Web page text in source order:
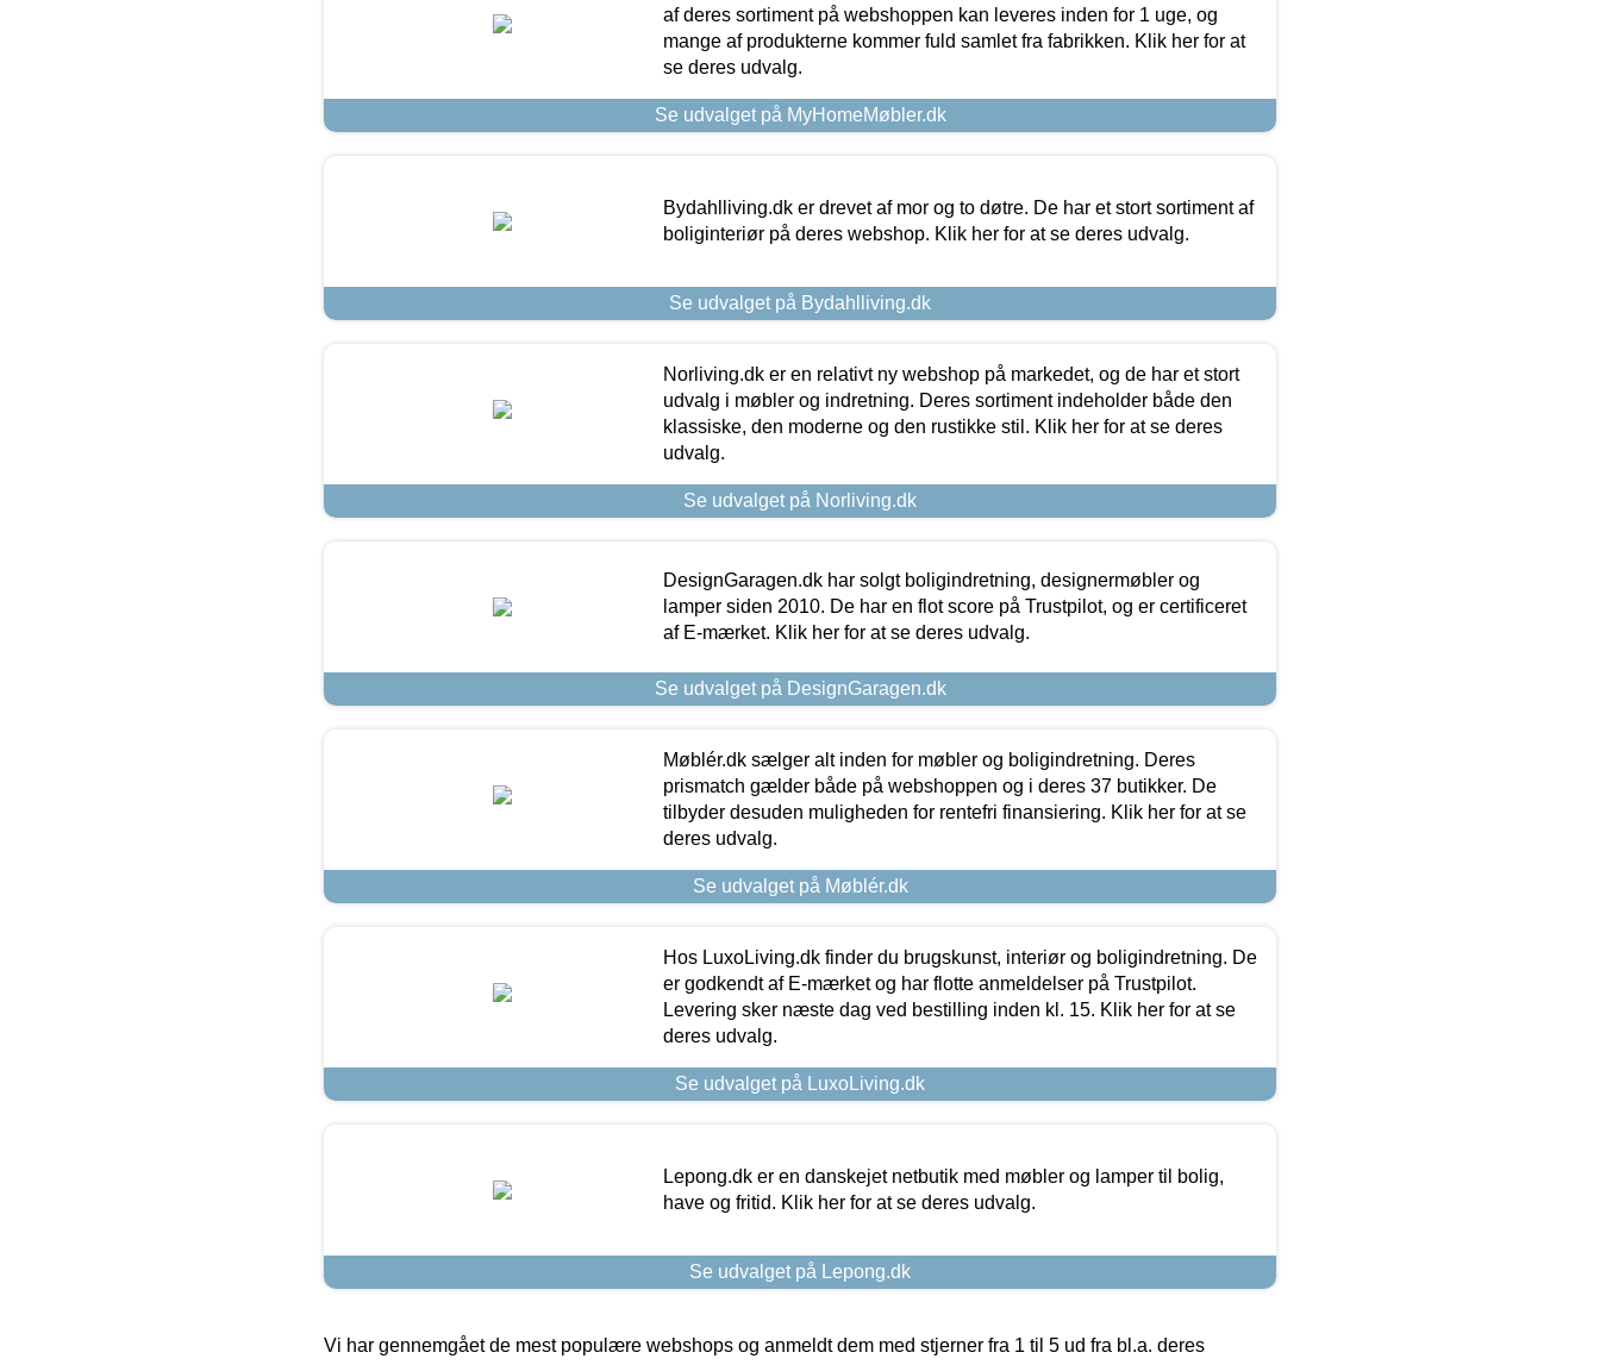
af deres sortiment på webshoppen kan leveres inden for 1 uge, og
mange af produkterne kommer fuld samlet fra fabrikken. Klik her for at
se deres udvalg.
Se udvalget på MyHomeMøbler.dk
Bydahlliving.dk er drevet af mor og to døtre. De har et stort sortiment af
boliginteriør på deres webshop. Klik her for at se deres udvalg.
Se udvalget på Bydahlliving.dk
Norliving.dk er en relativt ny webshop på markedet, og de har et stort
udvalg i møbler og indretning. Deres sortiment indeholder både den
klassiske, den moderne og den rustikke stil. Klik her for at se deres
udvalg.
Se udvalget på Norliving.dk
DesignGaragen.dk har solgt boligindretning, designermøbler og
lamper siden 2010. De har en flot score på Trustpilot, og er certificeret
af E-mærket. Klik her for at se deres udvalg.
Se udvalget på DesignGaragen.dk
Møblér.dk sælger alt inden for møbler og boligindretning. Deres
prismatch gælder både på webshoppen og i deres 37 butikker. De
tilbyder desuden muligheden for rentefri finansiering. Klik her for at se
deres udvalg.
Se udvalget på Møblér.dk
Hos LuxoLiving.dk finder du brugskunst, interiør og boligindretning. De
er godkendt af E-mærket og har flotte anmeldelser på Trustpilot.
Levering sker næste dag ved bestilling inden kl. 15. Klik her for at se
deres udvalg.
Se udvalget på LuxoLiving.dk
Lepong.dk er en danskejet netbutik med møbler og lamper til bolig,
have og fritid. Klik her for at se deres udvalg.
Se udvalget på Lepong.dk
Vi har gennemgået de mest populære webshops og anmeldt dem med stjerner fra 1 til 5 ud fra bl.a. deres